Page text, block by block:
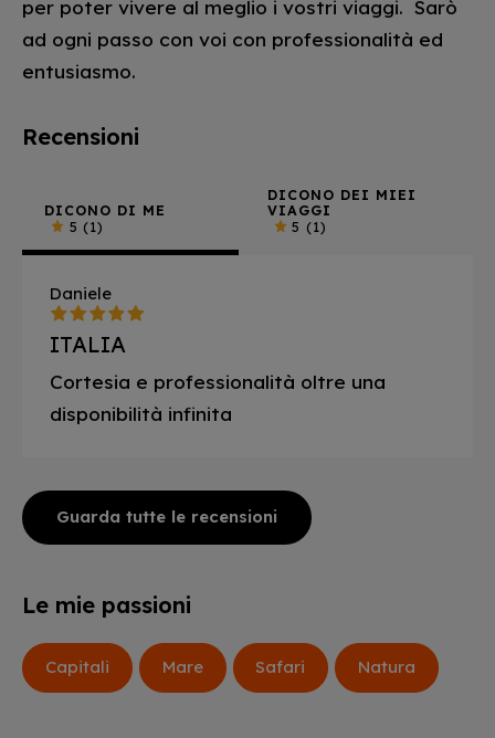
per poter vivere al meglio i vostri viaggi. Sarò
ad ogni passo con voi con professionalità ed
entusiasmo.
Recensioni
DICONO DI ME
5 (1)
DICONO DEI MIEI
VIAGGI
5 (1)
Daniele
ITALIA
Cortesia e professionalità oltre una
disponibilità infinita
Guarda tutte le recensioni
Le mie passioni
Capitali Mare Safari Natura